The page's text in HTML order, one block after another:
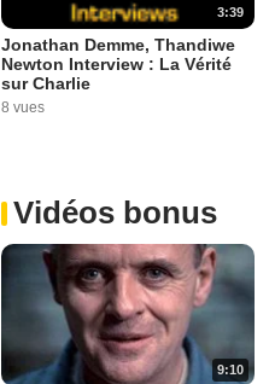
3:39
Jonathan Demme, Thandiwe
Newton Interview : La Vérité
sur Charlie
8 vues
Vidéos bonus
9:10